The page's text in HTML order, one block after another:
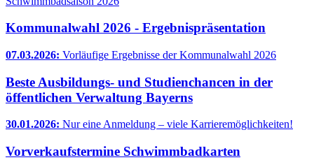
Kommunalwahl 2026 - Ergebnispräsentation
07.03.2026: Vorläufige Ergebnisse der Kommunalwahl 2026
Beste Ausbildungs- und Studienchancen in der
öffentlichen Verwaltung Bayerns
30.01.2026: Nur eine Anmeldung – viele Karrieremöglichkeiten!
Vorverkaufstermine Schwimmbadkarten